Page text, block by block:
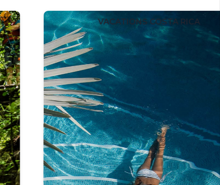
VACATIONS COSTA RICA